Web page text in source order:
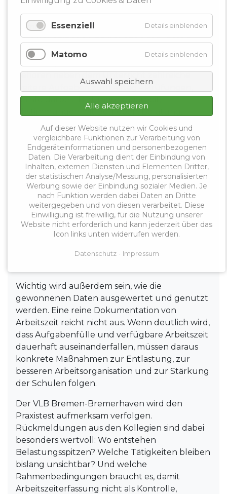
weitere schulische Aufgaben.
Damit rückt ein Thema in den Mittelpunkt, das
viele Kolleginnen und Kollegen seit Jahren
beschäftigt: Lehrkräftearbeit endet nicht mit
dem Klingeln. Auch an beruflichen Schulen
gehören neben dem Unterricht zahlreiche
weitere Aufgaben zum Alltag – Prüfungen,
Lernfeldarbeit, Bildungsgangarbeit,
Abstimmungen mit Betrieben, Beratung,
Dokumentation, Schulentwicklung und die
Begleitung sehr unterschiedlicher
Lernbiografien.
Aus Sicht des VLB Bremen-Bremerhaven kann
eine Arbeitszeiterfassung ein sinnvoller Schritt
sein, wenn sie die tatsächliche Belastung
sichtbar macht und zu realistischen
Konsequenzen führt. Entscheidend ist, dass die
Erfassung praxistauglich bleibt, nicht zu
besonderen Bedingungen der beruflichen
Wichtig wird außerdem sein, wie die
gewonnenen Daten ausgewertet und genutzt
werden. Eine reine Dokumentation von
Arbeitszeit reicht nicht aus. Wenn deutlich wird,
dass Aufgabenfülle und verfügbare Arbeitszeit
dauerhaft auseinanderfallen, müssen daraus
konkrete Maßnahmen zur Entlastung, zur
besseren Arbeitsorganisation und zur Stärkung
der Schulen folgen.
Der VLB Bremen-Bremerhaven wird den
Praxistest aufmerksam verfolgen.
Rückmeldungen aus den Kollegien sind dabei
besonders wertvoll: Wo entstehen
Belastungsspitzen? Welche Tätigkeiten bleiben
bislang unsichtbar? Und welche
Rahmenbedingungen braucht es, damit
Arbeitszeiterfassung nicht als Kontrolle,
Essenziell Details einblenden
Matomo Details einblenden
Auswahl speichern
Alle akzeptieren
Auf dieser Website nutzen wir Cookies und
vergleichbare Funktionen zur Verarbeitung von
Endgeräteinformationen und personenbezogenen
Daten. Die Verarbeitung dient der Einbindung von
Inhalten, externen Diensten und Elementen Dritter,
der statistischen Analyse/Messung, personalisierten
Werbung sowie der Einbindung sozialer Medien. Je
nach Funktion werden dabei Daten an Dritte
weitergegeben und von diesen verarbeitet. Diese
Einwilligung ist freiwillig, für die Nutzung unserer
Website nicht erforderlich und kann jederzeit über das
Icon links unten widerrufen werden.
Datenschutz Impressum